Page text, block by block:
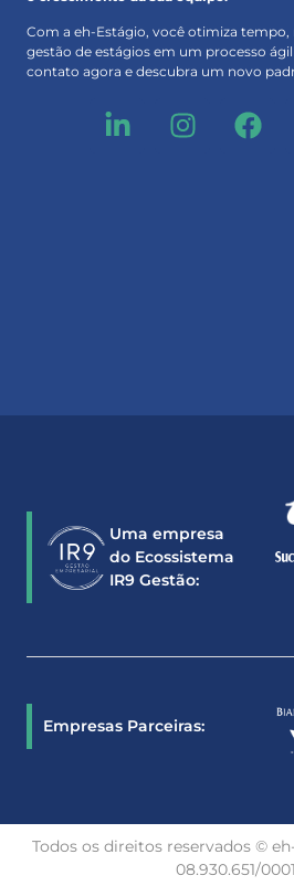
Com a eh-Estágio, você otimiza tempo,
gestão de estágios em um processo
contato agora e descubra um novo
Uma empresa
do Ecossistema
IR9 Gestão:
Empresas Parceiras:
Todos os direitos reservados ©
08.930.651/